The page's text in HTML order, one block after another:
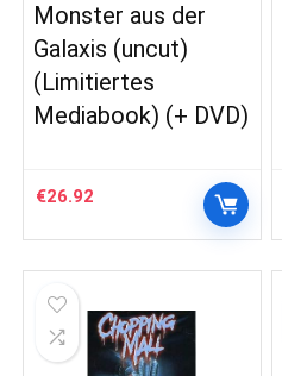
Monster aus der
Galaxis (uncut)
(Limitiertes
Mediabook) (+ DVD)
€26.92